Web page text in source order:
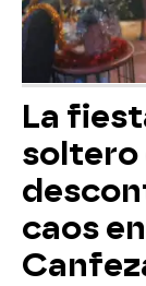
La
soltero
caos